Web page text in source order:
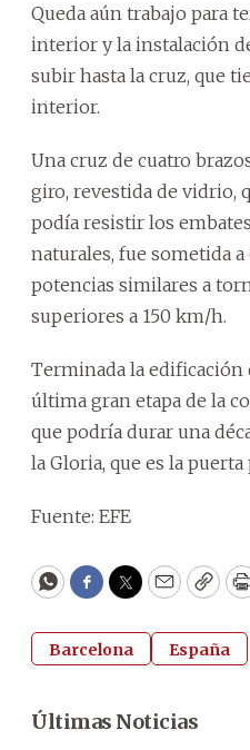
Queda aún trabajo para
interior y la instalación
subir hasta la cruz, que
interior.
Una cruz de cuatro
giro, revestida de vidrio,
podía resistir los
naturales, fue sometida a
potencias similares a
superiores a 150 km/h.
Terminada la edificación
última gran etapa de la
que podría durar una
la Gloria, que es la
Fuente: EFE
WhatsApp
Facebook
Twitter
Email
Barcelona España
Últimas Noticias